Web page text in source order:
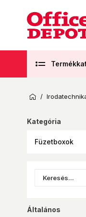
/
Kategória
Füzetboxok
Általános